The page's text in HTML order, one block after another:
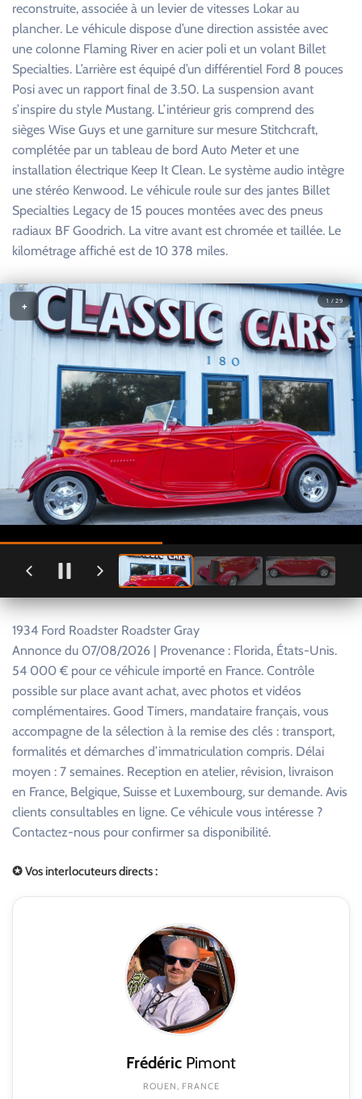
reconstruite, associée à un levier de vitesses Lokar au
plancher. Le véhicule dispose d’une direction assistée avec
une colonne Flaming River en acier poli et un volant Billet
Specialties. L’arrière est équipé d’un différentiel Ford 8 pouces
Posi avec un rapport final de 3.50. La suspension avant
s’inspire du style Mustang. L’intérieur gris comprend des
sièges Wise Guys et une garniture sur mesure Stitchcraft,
complétée par un tableau de bord Auto Meter et une
installation électrique Keep It Clean. Le système audio intègre
une stéréo Kenwood. Le véhicule roule sur des jantes Billet
Specialties Legacy de 15 pouces montées avec des pneus
radiaux BF Goodrich. La vitre avant est chromée et taillée. Le
kilométrage affiché est de 10 378 miles.
1 / 29
+
1934 Ford Roadster Roadster Gray
Annonce du 07/08/2026 | Provenance : Florida, États-Unis.
54 000 € pour ce véhicule importé en France. Contrôle
possible sur place avant achat, avec photos et vidéos
complémentaires. Good Timers, mandataire français, vous
accompagne de la sélection à la remise des clés : transport,
formalités et démarches d’immatriculation compris. Délai
moyen : 7 semaines. Reception en atelier, révision, livraison
en France, Belgique, Suisse et Luxembourg, sur demande. Avis
clients consultables en ligne. Ce véhicule vous intéresse ?
Contactez-nous pour confirmer sa disponibilité.
✪ Vos interlocuteurs directs :
Frédéric Pimont
ROUEN, FRANCE